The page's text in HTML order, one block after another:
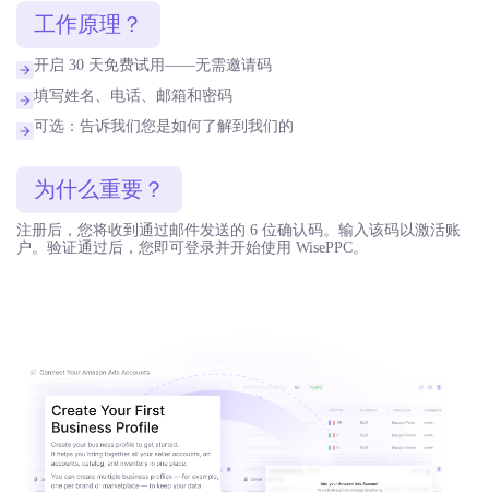
工作原理？
开启 30 天免费试用——无需邀请码
填写姓名、电话、邮箱和密码
可选：告诉我们您是如何了解到我们的
为什么重要？
注册后，您将收到通过邮件发送的 6 位确认码。输入该码以激活账
户。验证通过后，您即可登录并开始使用 WisePPC。